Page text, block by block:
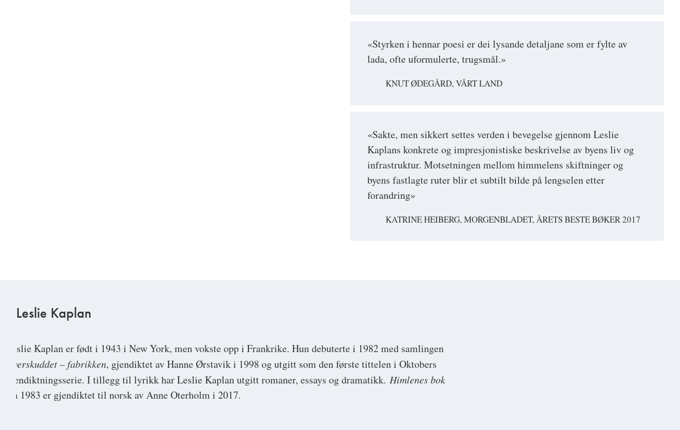
«Styrken i hennar poesi er dei lysande detaljane som er fylte av
lada, ofte uformulerte, trugsmål.»
KNUT ØDEGÅRD, VÅRT LAND
«Sakte, men sikkert settes verden i bevegelse gjennom Leslie
Kaplans konkrete og impresjonistiske beskrivelse av byens liv og
infrastruktur. Motsetningen mellom himmelens skiftninger og
byens fastlagte ruter blir et subtilt bilde på lengselen etter
forandring»
KATRINE HEIBERG, MORGENBLADET, ÅRETS BESTE BØKER 2017
Leslie Kaplan
Leslie Kaplaner født i 1943 i New York, men vokste opp i Frankrike. Hun debuterte i 1982 med samlingen
Overskuddet – fabrikken, gjendiktet av Hanne Ørstavik i 1998 og utgitt som den første tittelen i Oktobers
gjendiktningsserie. I tillegg til lyrikk har Leslie Kaplan utgitt romaner, essays og dramatikk. Himlenes bok
fra 1983 er gjendiktet til norsk av Anne Oterholm i 2017.